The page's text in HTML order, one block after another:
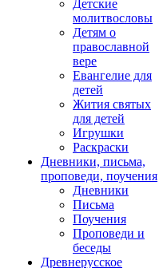
Детские
молитвословы
Детям о
православной
вере
Евангелие для
детей
Жития святых
для детей
Игрушки
Раскраски
Дневники, письма,
проповеди, поучения
Дневники
Письма
Поучения
Проповеди и
беседы
Древнерусское